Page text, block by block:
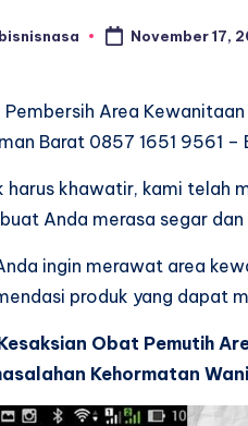
bisnisnasa November 17,
Pembersih Area
Barat 0857 1651 9561
harus khawatir, kami telah
Anda merasa segar
ingin merawat area
produk yang dapat
Obat Pemutih
Kehormatan